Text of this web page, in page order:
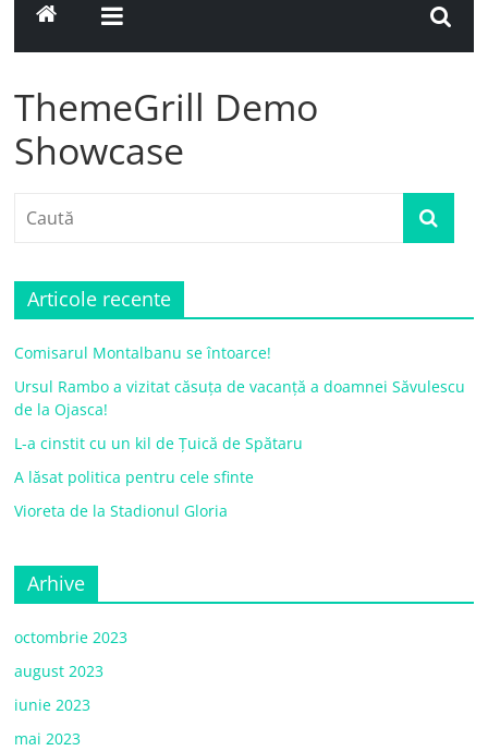
ThemeGrill Demo
Showcase
Articole recente
Comisarul Montalbanu se întoarce!
Ursul Rambo a vizitat căsuța de vacanță a doamnei Săvulescu
de la Ojasca!
L-a cinstit cu un kil de Țuică de Spătaru
A lăsat politica pentru cele sfinte
Vioreta de la Stadionul Gloria
Arhive
octombrie 2023
august 2023
iunie 2023
mai 2023